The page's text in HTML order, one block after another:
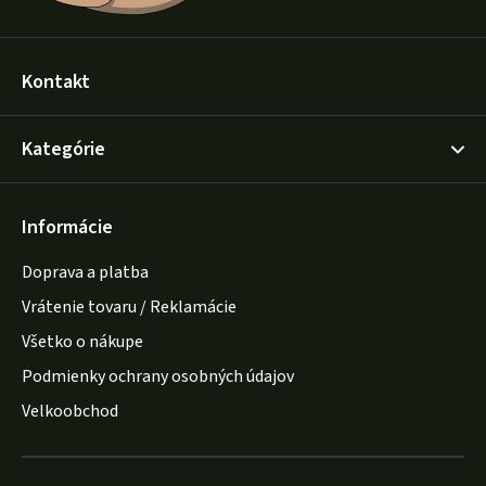
Kontakt
Kategórie
Informácie
Doprava a platba
Vrátenie tovaru / Reklamácie
Všetko o nákupe
Podmienky ochrany osobných údajov
Velkoobchod